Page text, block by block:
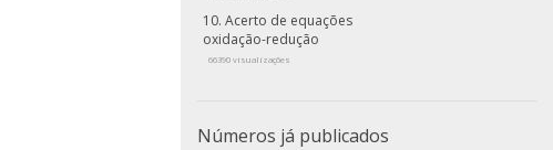
Acerto de equações
oxidação-redução
66390 visualizações
Números já publicados